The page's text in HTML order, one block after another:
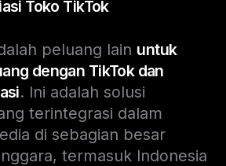
Toko TikTok
peluang lain untuk
dengan TikTok dan
. Ini adalah solusi
terintegrasi dalam
di sebagian besar
termasuk Indonesia